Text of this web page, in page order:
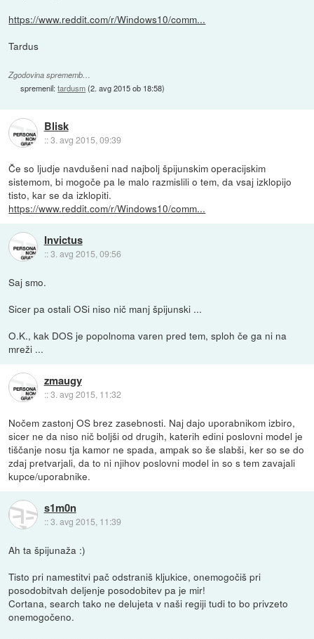
https://www.reddit.com/r/Windows10/comm...
Tardus
Zgodovina sprememb…
spremenil:tardusm(2. avg 2015 ob 18:58)
Blisk
::3. avg 2015, 09:39
Če so ljudje navdušeni nad najbolj špijunskim operacijskim
sistemom, bi mogoče pa le malo razmislili o tem, da vsaj izklopijo
tisto, kar se da izklopiti.
https://www.reddit.com/r/Windows10/comm...
Invictus
::3. avg 2015, 09:56
Saj smo.
Sicer pa ostali OSi niso nič manj špijunski ...
O.K., kak DOS je popolnoma varen pred tem, sploh če ga ni na
mreži ...
zmaugy
::3. avg 2015, 11:32
Nočem zastonj OS brez zasebnosti. Naj dajo uporabnikom izbiro,
sicer ne da niso nič boljši od drugih, katerih edini poslovni model je
tiščanje nosu tja kamor ne spada, ampak so še slabši, ker so se do
zdaj pretvarjali, da to ni njihov poslovni model in so s tem zavajali
kupce/uporabnike.
s1m0n
::3. avg 2015, 11:39
Ah ta špijunaža :)
Tisto pri namestitvi pač odstraniš kljukice, onemogočiš pri
posodobitvah deljenje posodobitev pa je mir!
Cortana, search tako ne delujeta v naši regiji tudi to bo privzeto
onemogočeno.